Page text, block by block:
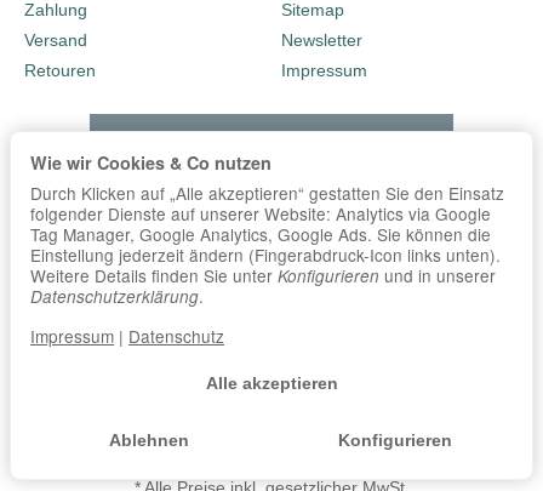
Zahlung
Versand
Retouren
Sitemap
Newsletter
Impressum
Alle akzeptieren
Ablehnen Konfigurieren
Wie wir Cookies & Co nutzen
Durch Klicken auf „Alle akzeptieren“ gestatten Sie den Einsatz
folgender Dienste auf unserer Website: Analytics via Google
Tag Manager, Google Analytics, Google Ads. Sie können die
Einstellung jederzeit ändern (Fingerabdruck-Icon links unten).
Weitere Details finden Sie unter Konfigurieren und in unserer
Datenschutzerklärung.
Impressum | Datenschutz